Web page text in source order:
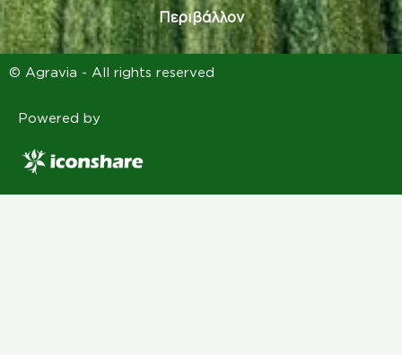
Περιβάλλον
© Agravia - All rights reserved
Powered by